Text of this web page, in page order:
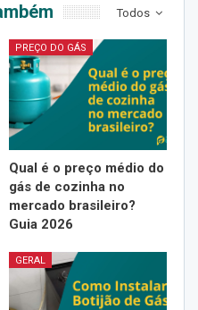
Todos
PREÇO DO GÁS
Qual é o preço médio do
gás de cozinha no
mercado brasileiro?
Guia 2026
GERAL